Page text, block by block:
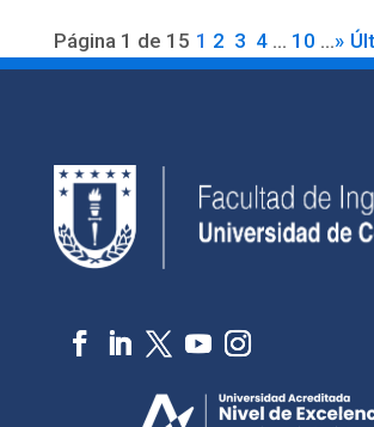
Página 1 de 15 1 2 3 4 ... 10 ...»